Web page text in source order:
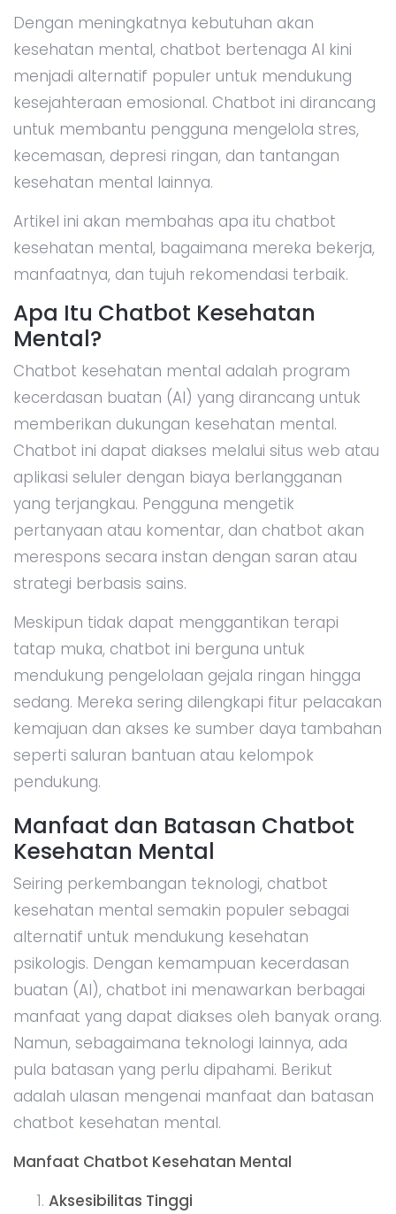
Dengan meningkatnya kebutuhan akan
kesehatan mental, chatbot bertenaga AI kini
menjadi alternatif populer untuk mendukung
kesejahteraan emosional. Chatbot ini dirancang
untuk membantu pengguna mengelola stres,
kecemasan, depresi ringan, dan tantangan
kesehatan mental lainnya.
Artikel ini akan membahas apa itu chatbot
kesehatan mental, bagaimana mereka bekerja,
manfaatnya, dan tujuh rekomendasi terbaik.
Apa Itu Chatbot Kesehatan
Mental?
Chatbot kesehatan mental adalah program
kecerdasan buatan (AI) yang dirancang untuk
memberikan dukungan kesehatan mental.
Chatbot ini dapat diakses melalui situs web atau
aplikasi seluler dengan biaya berlangganan
yang terjangkau. Pengguna mengetik
pertanyaan atau komentar, dan chatbot akan
merespons secara instan dengan saran atau
strategi berbasis sains.
Meskipun tidak dapat menggantikan terapi
tatap muka, chatbot ini berguna untuk
mendukung pengelolaan gejala ringan hingga
sedang. Mereka sering dilengkapi fitur pelacakan
kemajuan dan akses ke sumber daya tambahan
seperti saluran bantuan atau kelompok
pendukung.
Manfaat dan Batasan Chatbot
Kesehatan Mental
Seiring perkembangan teknologi, chatbot
kesehatan mental semakin populer sebagai
alternatif untuk mendukung kesehatan
psikologis. Dengan kemampuan kecerdasan
buatan (AI), chatbot ini menawarkan berbagai
manfaat yang dapat diakses oleh banyak orang.
Namun, sebagaimana teknologi lainnya, ada
pula batasan yang perlu dipahami. Berikut
adalah ulasan mengenai manfaat dan batasan
chatbot kesehatan mental.
Manfaat Chatbot Kesehatan Mental
Aksesibilitas Tinggi